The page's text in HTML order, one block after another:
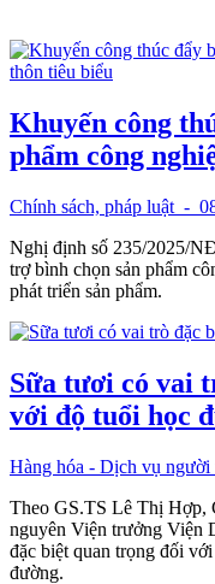
Khuyến công
phẩm công
Chính sách, pháp luật -
Nghị định số 235/2025/
trợ bình chọn sản phẩm
phát triển sản phẩm.
Sữa tươi có vai
với độ tuổi học
Hàng hóa - Dịch vụ người
Theo GS.TS Lê Thị Hợp,
nguyên Viện trưởng Viện
đặc biệt quan trọng đối
đường.